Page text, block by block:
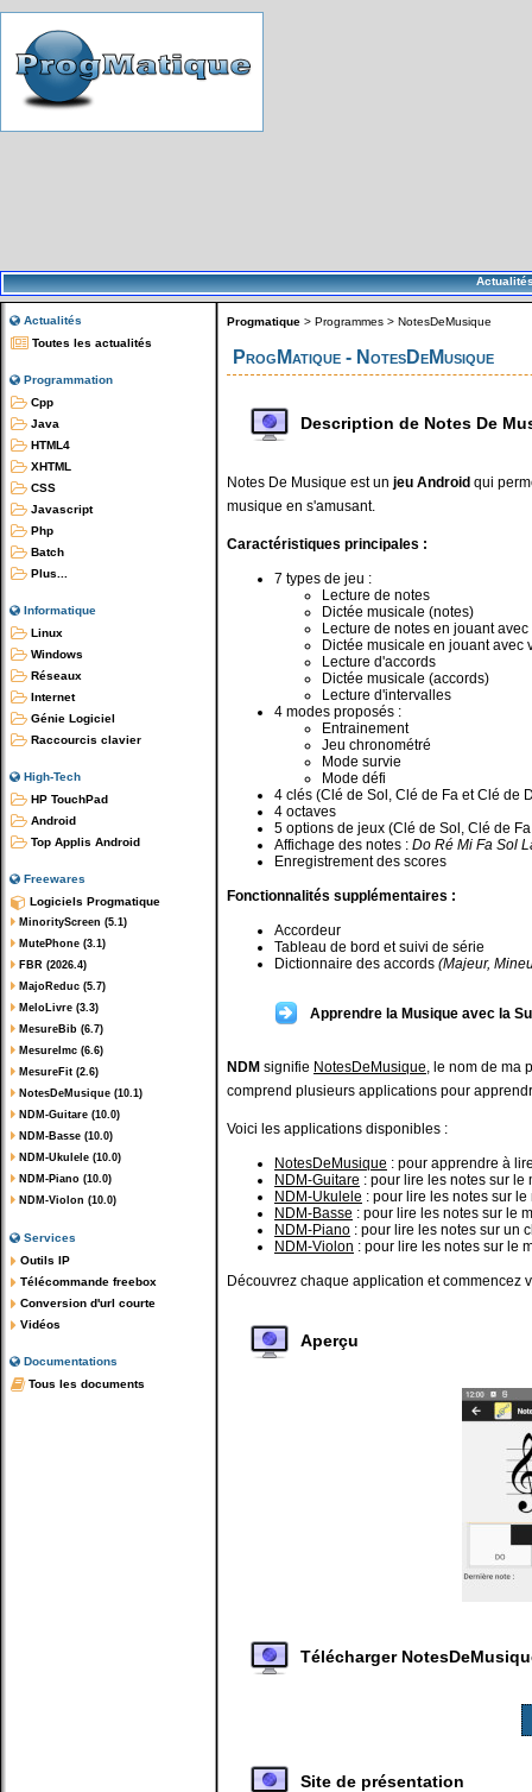
Actualités
Toutes les actualités
Programmation
Cpp
Java
HTML4
XHTML
CSS
Javascript
Php
Batch
Plus...
Informatique
Linux
Windows
Réseaux
Internet
Génie Logiciel
Raccourcis clavier
High-Tech
HP TouchPad
Android
Top Applis Android
Freewares
Logiciels Progmatique
MinorityScreen (5.1)
MutePhone (3.1)
FBR (2026.4)
MajoReduc (5.7)
MeloLivre (3.3)
MesureBib (6.7)
MesureImc (6.6)
MesureFit (2.6)
NotesDeMusique (10.1)
NDM-Guitare (10.0)
NDM-Basse (10.0)
NDM-Ukulele (10.0)
NDM-Piano (10.0)
NDM-Violon (10.0)
Services
Outils IP
Télécommande freebox
Conversion d'url courte
Vidéos
Documentations
Tous les documents
Progmatique > Programmes > NotesDeMusique
ProgMatique - NotesDeMusique
Description de Notes De
Notes De Musique est un jeu Android qui
musique en s'amusant.
Caractéristiques principales :
7 types de jeu :
Lecture de notes
Dictée musicale (notes)
Lecture de notes en jouant
Dictée musicale en jouant avec
Lecture d'accords
Dictée musicale (accords)
Lecture d'intervalles
4 modes proposés :
Entrainement
Jeu chronométré
Mode survie
Mode défi
4 clés (Clé de Sol, Clé de Fa et Clé de
4 octaves
5 options de jeux (Clé de Sol, Clé de
Affichage des notes : Do Ré Mi Fa Sol
Enregistrement des scores
Fonctionnalités supplémentaires :
Accordeur
Tableau de bord et suivi de série
Dictionnaire des accords (Majeur,
Apprendre la Musique avec la
NDM signifie NotesDeMusique , le nom de
comprend plusieurs applications pour
Voici les applications disponibles :
NotesDeMusique : pour apprendre à
NDM-Guitare : pour lire les notes sur le
NDM-Ukulele : pour lire les notes sur
NDM-Basse : pour lire les notes sur le
NDM-Piano : pour lire les notes sur un
NDM-Violon : pour lire les notes sur le
Découvrez chaque application et commencez
Aperçu
Télécharger
Site de présentation